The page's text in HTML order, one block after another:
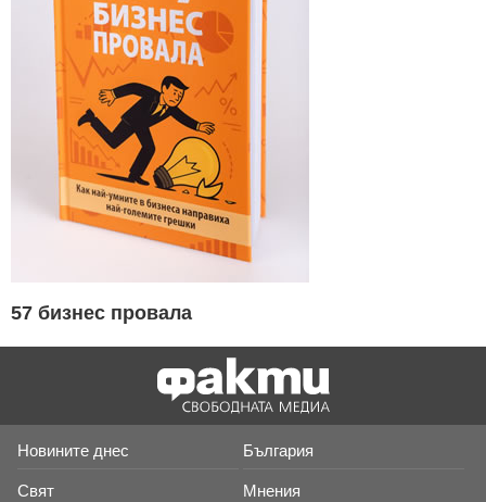
57 бизнес провала
Новините днес България
Свят Мнения